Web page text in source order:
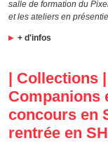
salle de formation du
et les ateliers en
+ d'infos
| Collections
Companions
concours en
rentrée en